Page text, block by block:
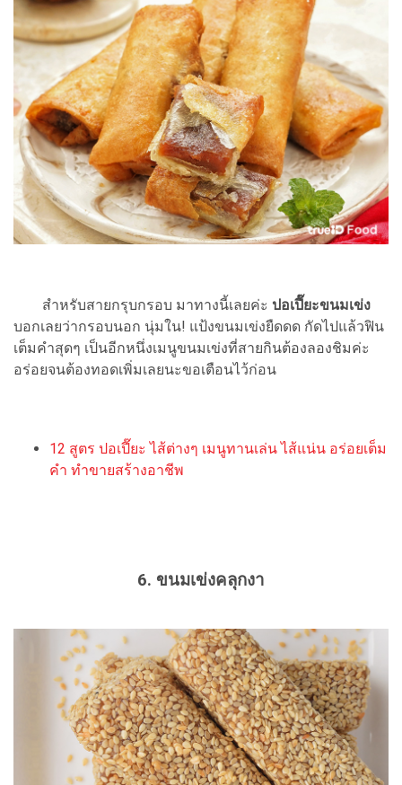
สำหรับสายกรุบกรอบ มาทางนี้เลยค่ะ ปอเปี๊ยะขนมเข่ง
บอกเลยว่ากรอบนอก นุ่มใน! แป้งขนมเข่งยืดดด กัดไปแล้วฟิน
เต็มคำสุดๆ เป็นอีกหนึ่งเมนูขนมเข่งที่สายกินต้องลองชิมค่ะ
อร่อยจนต้องทอดเพิ่มเลยนะขอเตือนไว้ก่อน
12 สูตร ปอเปี๊ยะ ไส้ต่างๆ เมนูทานเล่น ไส้แน่น อร่อยเต็ม
คำ ทำขายสร้างอาชีพ
6. ขนมเข่งคลุกงา